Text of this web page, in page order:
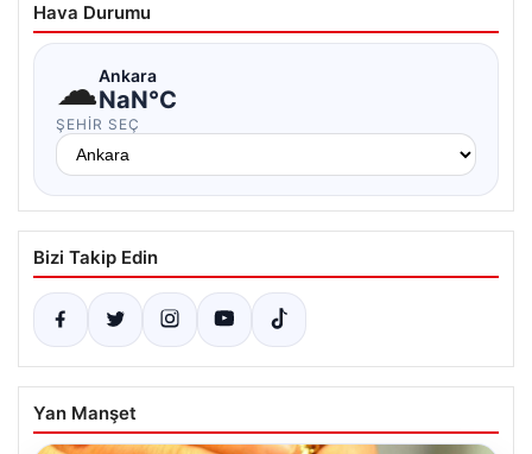
Hava Durumu
☁Ankara
NaN°C
ŞEHIR SEÇ
Bizi Takip Edin
Yan Manşet